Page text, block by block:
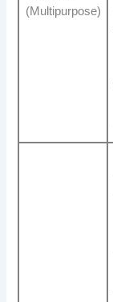
(Multipurpose)